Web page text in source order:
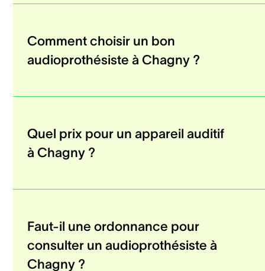
Comment choisir un bon
audioprothésiste à Chagny ?
Quel prix pour un appareil auditif
à Chagny ?
Faut-il une ordonnance pour
consulter un audioprothésiste à
Chagny ?